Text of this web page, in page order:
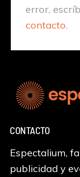
error,
contacto.
CONTACTO
Espectalium,
publicidad y